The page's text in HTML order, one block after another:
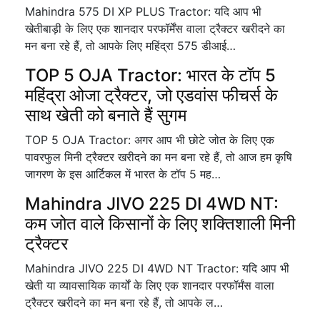
Mahindra 575 DI XP PLUS Tractor: यदि आप भी
खेतीबाड़ी के लिए एक शानदार परफॉर्मेंस वाला ट्रैक्टर खरीदने का
मन बना रहे हैं, तो आपके लिए महिंद्रा 575 डीआई…
TOP 5 OJA Tractor: भारत के टॉप 5
महिंद्रा ओजा ट्रैक्टर, जो एडवांस फीचर्स के
साथ खेती को बनाते हैं सुगम
TOP 5 OJA Tractor: अगर आप भी छोटे जोत के लिए एक
पावरफुल मिनी ट्रैक्टर खरीदने का मन बना रहे हैं, तो आज हम कृषि
जागरण के इस आर्टिकल में भारत के टॉप 5 मह…
Mahindra JIVO 225 DI 4WD NT:
कम जोत वाले किसानों के लिए शक्तिशाली मिनी
ट्रैक्टर
Mahindra JIVO 225 DI 4WD NT Tractor: यदि आप भी
खेती या व्यावसायिक कार्यों के लिए एक शानदार परफॉर्मंस वाला
ट्रैक्टर खरीदने का मन बना रहे हैं, तो आपके ल…